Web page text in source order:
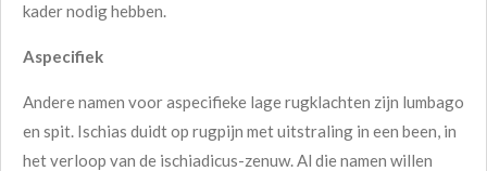
kader nodig hebben.
Aspecifiek
Andere namen voor aspecifieke lage rugklachten zijn lumbago
en spit. Ischias duidt op rugpijn met uitstraling in een been, in
het verloop van de ischiadicus-zenuw. Al die namen willen